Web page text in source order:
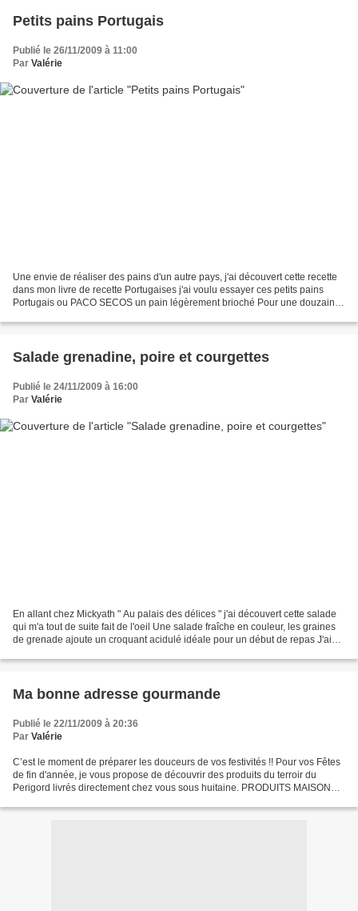
Petits pains Portugais
Publié le 26/11/2009 à 11:00
Par Valérie
Une envie de réaliser des pains d'un autre pays, j'ai découvert cette recette
dans mon livre de recette Portugaises j'ai voulu essayer ces petits pains
Portugais ou PACO SECOS un pain légèrement brioché Pour une douzaine
Salade grenadine, poire et courgettes
Publié le 24/11/2009 à 16:00
Par Valérie
En allant chez Mickyath " Au palais des délices " j'ai découvert cette salade
qui m'a tout de suite fait de l'oeil Une salade fraîche en couleur, les graines
de grenade ajoute un croquant acidulé idéale pour un début de repas J'ai
Ma bonne adresse gourmande
Publié le 22/11/2009 à 20:36
Par Valérie
C’est le moment de préparer les douceurs de vos festivités !! Pour vos Fêtes
de fin d'année, je vous propose de découvrir des produits du terroir du
Perigord livrés directement chez vous sous huitaine. PRODUITS MAISON